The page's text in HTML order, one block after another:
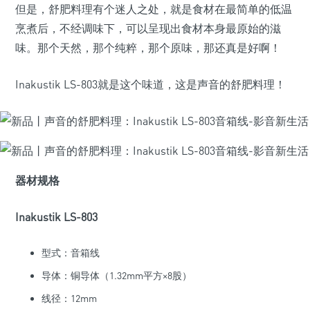
但是，舒肥料理有个迷人之处，就是食材在最简单的低温
烹煮后，不经调味下，可以呈现出食材本身最原始的滋
味。那个天然，那个纯粹，那个原味，那还真是好啊！
Inakustik LS-803就是这个味道，这是声音的舒肥料理！
器材规格
Inakustik LS-803
型式：音箱线
导体：铜导体（1.32mm平方×8股）
线径：12mm